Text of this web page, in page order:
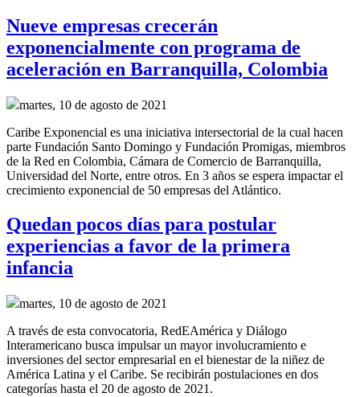
Nueve empresas crecerán
exponencialmente con programa de
aceleración en Barranquilla, Colombia
martes, 10 de agosto de 2021
Caribe Exponencial es una iniciativa intersectorial de la cual hacen
parte Fundación Santo Domingo y Fundación Promigas, miembros
de la Red en Colombia, Cámara de Comercio de Barranquilla,
Universidad del Norte, entre otros. En 3 años se espera impactar el
crecimiento exponencial de 50 empresas del Atlántico.
Quedan pocos días para postular
experiencias a favor de la primera
infancia
martes, 10 de agosto de 2021
A través de esta convocatoria, RedEAmérica y Diálogo
Interamericano busca impulsar un mayor involucramiento e
inversiones del sector empresarial en el bienestar de la niñez de
América Latina y el Caribe. Se recibirán postulaciones en dos
categorías hasta el 20 de agosto de 2021.